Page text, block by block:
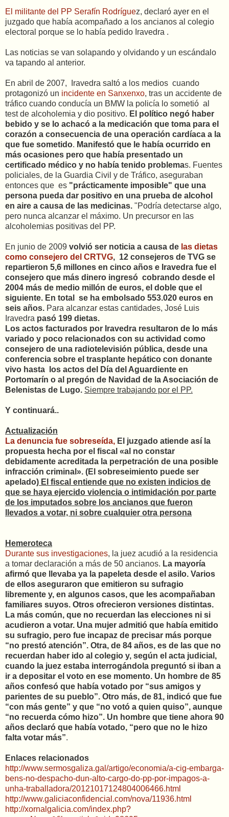
El militante del PP Serafín Rodríguez, declaró ayer en el
juzgado que había acompañado a los ancianos al colegio
electoral porque se lo había pedido Iravedra .
Las noticias se van solapando y olvidando y un escándalo
va tapando al anterior.
En abril de 2007, Iravedra saltó a los medios cuando
protagonizó un incidente en Sanxenxo, tras un accidente de
tráfico cuando conducía un BMW la policía lo sometió al
test de alcoholemia y dio positivo. El político negó haber
bebido y se lo achacó a la medicación que toma para el
corazón a consecuencia de una operación cardíaca a la
que fue sometido. Manifestó que le había ocurrido en
más ocasiones pero que había presentado un
certificado médico y no había tenido problemas. Fuentes
policiales, de la Guardia Civil y de Tráfico, aseguraban
entonces que es "prácticamente imposible" que una
persona pueda dar positivo en una prueba de alcohol
en aire a causa de las medicinas. "Podría detectarse algo,
pero nunca alcanzar el máximo. Un precursor en las
alcoholemias positivas del PP.
En junio de 2009 volvió ser noticia a causa de las dietas
como consejero del CRTVG, 12 consejeros de TVG se
repartieron 5,6 millones en cinco años e Iravedra fue el
consejero que más dinero ingresó cobrando desde el
2004 más de medio millón de euros, el doble que el
siguiente. En total se ha embolsado 553.020 euros en
seis años. Para alcanzar estas cantidades, José Luis
Iravedra pasó 199 dietas.
Los actos facturados por Iravedra resultaron de lo más
variado y poco relacionados con su actividad como
consejero de una radiotelevisión pública, desde una
conferencia sobre el trasplante hepático con donante
vivo hasta los actos del Día del Aguardiente en
Portomarín o al pregón de Navidad de la Asociación de
Belenistas de Lugo. Siempre trabajando por el PP.
Y continuará..
Actualización
La denuncia fue sobreseída, El juzgado atiende así la
propuesta hecha por el fiscal «al no constar
debidamente acreditada la perpetración de una posible
infracción criminal». (El sobreseimiento puede ser
apelado) El fiscal entiende que no existen indicios de
que se haya ejercido violencia o intimidación por parte
de los imputados sobre los ancianos que fueron
llevados a votar, ni sobre cualquier otra persona
Hemeroteca
Durante sus investigaciones, la juez acudió a la residencia
a tomar declaración a más de 50 ancianos. La mayoría
afirmó que llevaba ya la papeleta desde el asilo. Varios
de ellos aseguraron que emitieron su sufragio
libremente y, en algunos casos, que les acompañaban
familiares suyos. Otros ofrecieron versiones distintas.
La más común, que no recuerdan las elecciones ni si
acudieron a votar. Una mujer admitió que había emitido
su sufragio, pero fue incapaz de precisar más porque
“no prestó atención”. Otra, de 84 años, es de las que no
recuerdan haber ido al colegio y, según el acta judicial,
cuando la juez estaba interrogándola preguntó si iban a
ir a depositar el voto en ese momento. Un hombre de 85
años confesó que había votado por “sus amigos y
parientes de su pueblo”. Otro más, de 81, indicó que fue
“con más gente” y que “no votó a quien quiso”, aunque
“no recuerda cómo hizo”. Un hombre que tiene ahora 90
años declaró que había votado, “pero que no le hizo
falta votar más”.
Enlaces relacionados
http://www.sermosgaliza.gal/artigo/economia/a-cig-embarga-
bens-no-despacho-dun-alto-cargo-do-pp-por-impagos-a-
unha-traballadora/20121017124804006466.html
http://www.galiciaconfidencial.com/nova/11936.html
http://xornalgalicia.com/index.php?